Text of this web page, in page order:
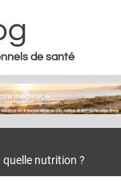
de santé
nutrition ?